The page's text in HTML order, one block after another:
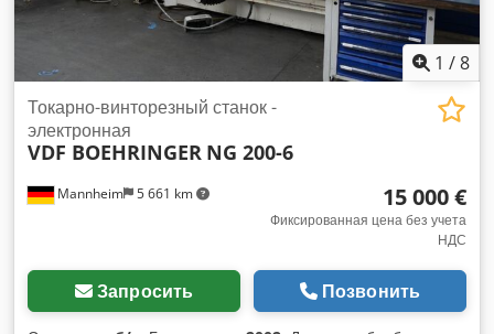
1 /8
Mannheim 5 661 km
Токарно-винторезный станок -
электронная
VDF BOEHRINGER NG 200-6
15 000 €
Фиксированная цена без учета
НДС
Запросить Позвонить